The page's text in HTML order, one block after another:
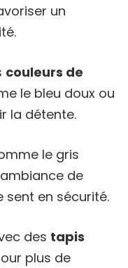
un
couleurs de
le bleu doux ou
la détente.
le gris
de
sent en sécurité.
des tapis
plus de